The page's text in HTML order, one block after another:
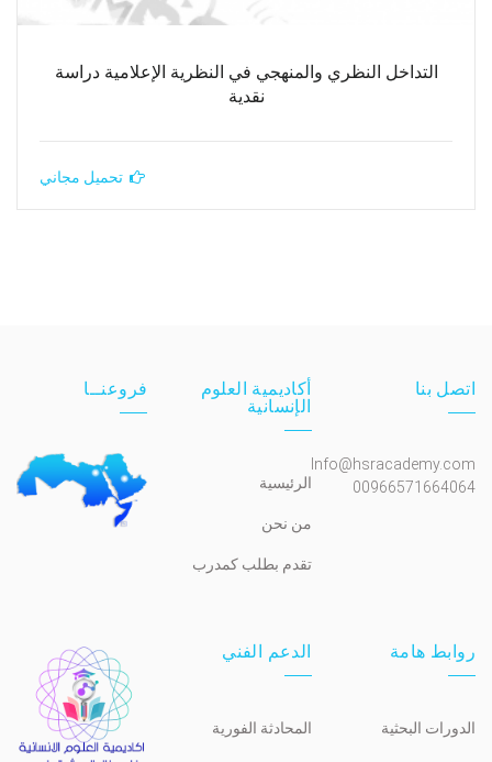
التداخل النظري والمنهجي في النظرية الإعلامية دراسة
نقدية
تحميل مجاني
اتصل بنا
Info@hsracademy.com
00966571664064
أكاديمية العلوم
الإنسانية
الرئيسية
من نحن
تقدم بطلب كمدرب
فروعنــا
روابط هامة
الدورات البحثية
الدعم الفني
المحادثة الفورية